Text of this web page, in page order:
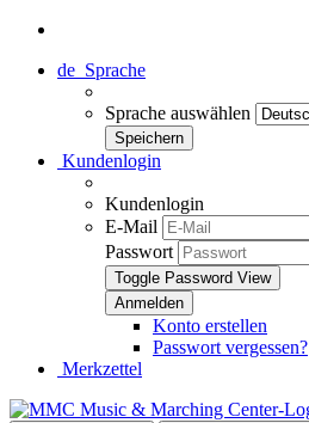
de Sprache
Sprache auswählen
Kundenlogin
Kundenlogin
E-Mail
Passwort
Toggle Password View
Konto erstellen
Passwort vergessen?
Merkzettel